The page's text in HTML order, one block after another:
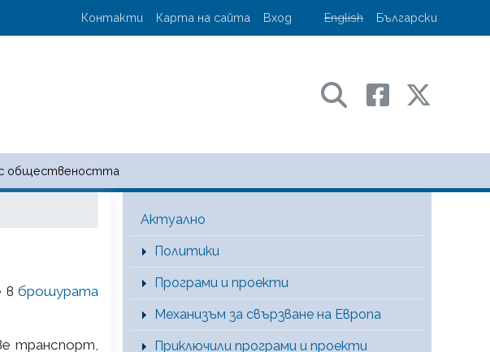
User account menu
Контакти Карта на сайта Вход English Български
обществеността
of transport and communications
в брошурата
транспорт,
Main Menu [BG]
Актуално
Политики
Програми и проекти
Механизъм за свързване на Европа
Приключили програми и проекти